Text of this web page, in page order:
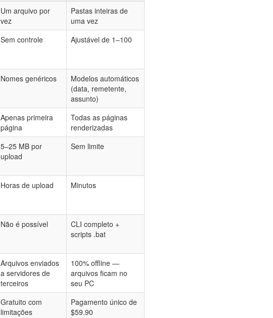
Um arquivo por
vez
Pastas inteiras de
uma vez
Sem controle Ajustável de 1–100
Nomes genéricos
Modelos automáticos
(data, remetente,
assunto)
Apenas primeira
página
Todas as páginas
renderizadas
5–25 MB por
upload
Sem limite
Horas de upload Minutos
Não é possível
CLI completo +
scripts .bat
Arquivos enviados
a servidores de
terceiros
100% offline —
arquivos ficam no
seu PC
Gratuito com
limitações
Pagamento único de
$59.90